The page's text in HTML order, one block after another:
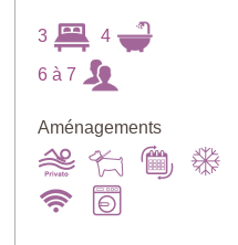
3 4
6 à 7
Aménagements